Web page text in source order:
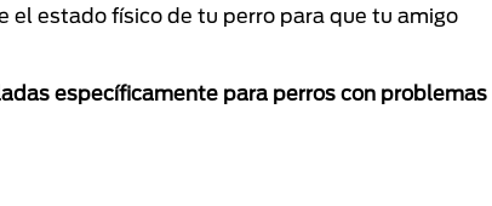
el estado físico de tu perro para que tu amigo
específicamente para perros con problemas